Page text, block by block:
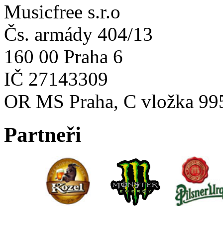
Musicfree s.r.o
Čs. armády 404/13
160 00 Praha 6
IČ 27143309
OR MS Praha, C vložka
Partneři